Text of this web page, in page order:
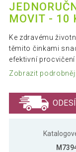
MOVIT - 10
Ke zdravému
těmito činkami
efektivní procvičení
Zobrazit